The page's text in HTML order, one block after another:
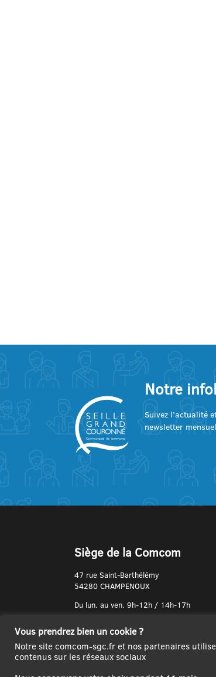
Notre
Suivez l’actualité
newsletter
Siège de la Comcom
47 rue Saint-Barthélémy
54280 CHAMPENOUX
Du lun. au ven. 9h-12h / 14h-17h
03 83 31 74 37
Vous prendrez bien un cookie ?
Notre site comcom-sgc.fr et nos partenaires
contenus sur les réseaux sociaux